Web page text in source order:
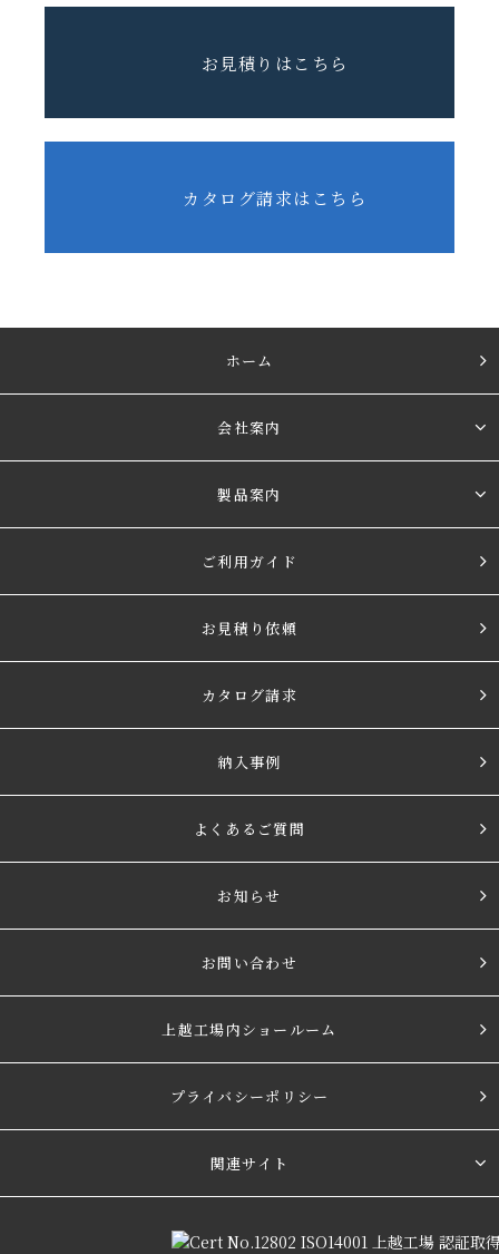
お見積りはこちら
カタログ請求はこちら
ホーム
会社案内
製品案内
ご利用ガイド
お見積り依頼
カタログ請求
納入事例
よくあるご質問
お知らせ
お問い合わせ
上越工場内ショールーム
プライバシーポリシー
関連サイト